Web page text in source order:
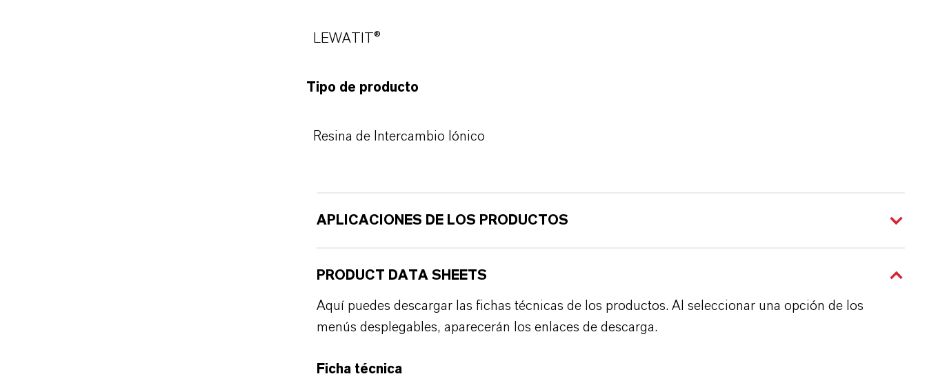
LEWATIT®
Tipo de producto
Resina de Intercambio Iónico
APLICACIONES DE LOS PRODUCTOS
PRODUCT DATA SHEETS
Aquí puedes descargar las fichas técnicas de los productos. Al seleccionar una opción de los
menús desplegables, aparecerán los enlaces de descarga.
Ficha técnica